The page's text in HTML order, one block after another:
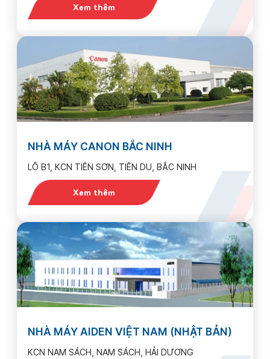
Xem thêm
NHÀ MÁY CANON BẮC NINH
LÔ B1, KCN TIÊN SƠN, TIÊN DU, BẮC NINH
Xem thêm
NHÀ MÁY AIDEN VIỆT NAM (NHẬT BẢN)
KCN NAM SÁCH, NAM SÁCH, HẢI DƯƠNG